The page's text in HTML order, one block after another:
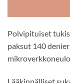
Polvipituiset
paksut 140